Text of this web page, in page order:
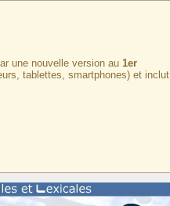
une nouvelle version au 1er
tablettes, smartphones) et inclut